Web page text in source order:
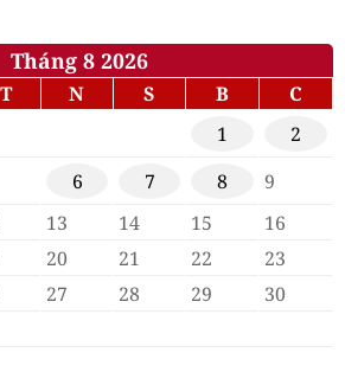
Tháng 8 2026
T N S B
C
1
2
6 7 8
9
13 14 15
16
20 21 22
23
27 28 29
30